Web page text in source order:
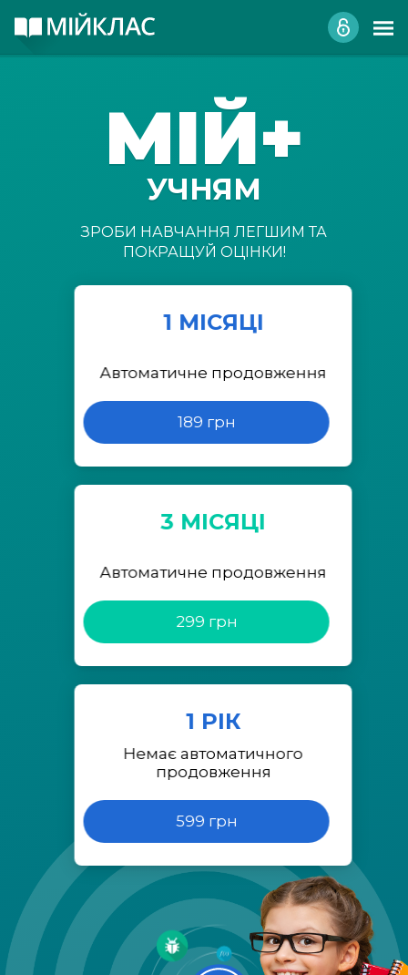
МІЙ+
УЧНЯМ
ЗРОБИ НАВЧАННЯ ЛЕГШИМ ТА
ПОКРАЩУЙ ОЦІНКИ!
1 МІСЯЦІ
Автоматичне продовження
189 грн
3 МІСЯЦІ
Автоматичне продовження
299 грн
1 РІК
Немає автоматичного
продовження
599 грн